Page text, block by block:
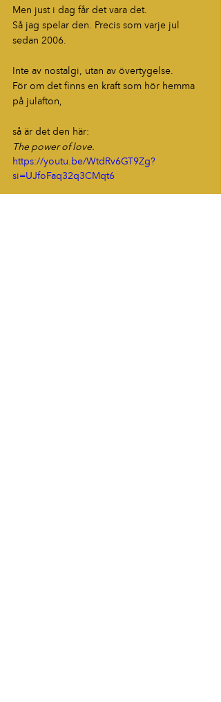
Men just i dag får det vara det.
Så jag spelar den. Precis som varje jul
sedan 2006.
Inte av nostalgi, utan av övertygelse.
För om det finns en kraft som hör hemma
på julafton,
så är det den här:
The power of love.
https://youtu.be/WtdRv6GT9Zg?
si=UJfoFaq32q3CMqt6